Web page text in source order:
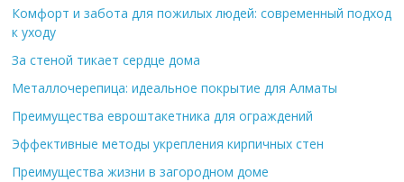
Комфорт и забота для пожилых людей: современный подход
к уходу
За стеной тикает сердце дома
Металлочерепица: идеальное покрытие для Алматы
Преимущества евроштакетника для ограждений
Эффективные методы укрепления кирпичных стен
Преимущества жизни в загородном доме